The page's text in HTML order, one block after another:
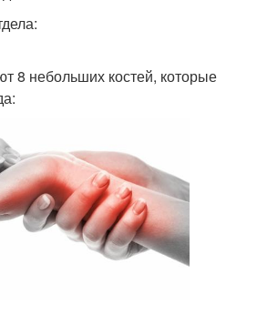
8 небольших костей, которые